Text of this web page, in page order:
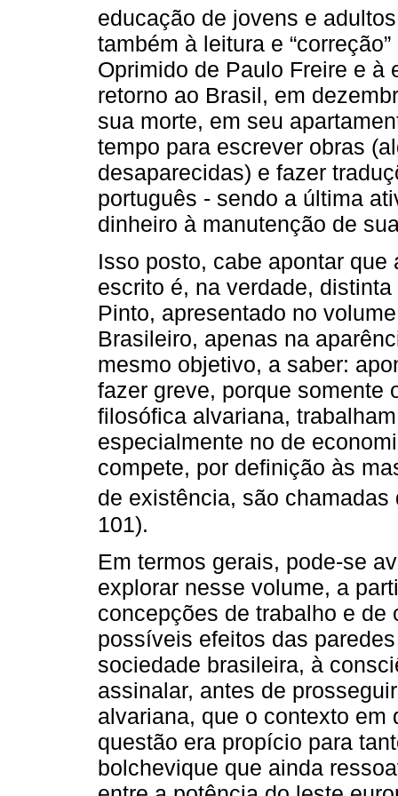
educação de jovens e
também à leitura e
Oprimido de Paulo Freire e à
retorno ao Brasil, em
sua morte, em seu
tempo para escrever obras
desaparecidas) e fazer
português - sendo a última
dinheiro à manutenção de
Isso posto, cabe apontar
escrito é, na verdade,
Pinto, apresentado no
Brasileiro, apenas na
mesmo objetivo, a saber:
fazer greve, porque somente
filosófica alvariana,
especialmente no de
compete, por definição às
de existência, são chamadas
101).
Em termos gerais, pode-se
explorar nesse volume, a
concepções de trabalho e
possíveis efeitos das
sociedade brasileira, à
assinalar, antes de
alvariana, que o contexto
questão era propício para
bolchevique que ainda